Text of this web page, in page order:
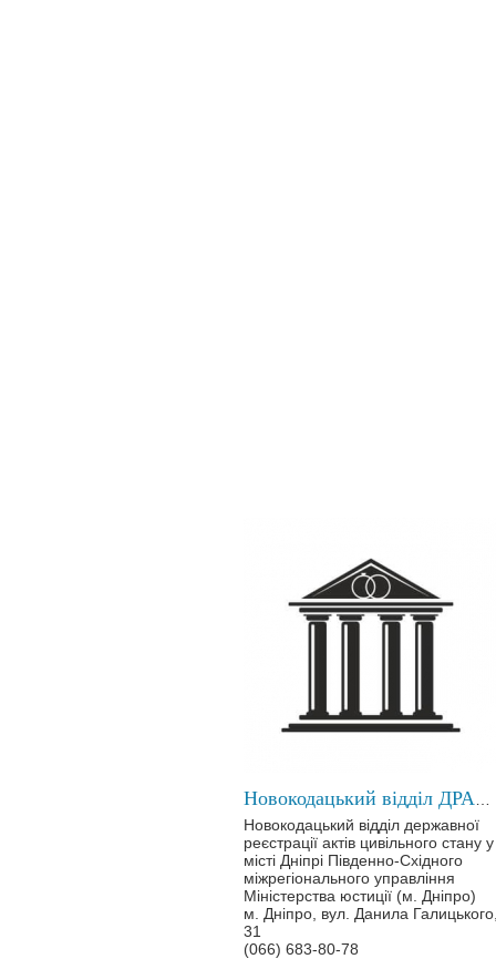
Новокодацький відділ державної
реєстрації актів цивільного стану у
місті Дніпрі Південно-Східного
міжрегіонального управління
Міністерства юстиції (м. Дніпро)
м. Дніпро, вул. Данила
31
(066) 683-80-78